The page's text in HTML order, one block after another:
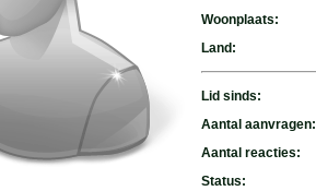
Woonplaats:
Land:
Lid sinds:
Aantal aanvragen:
Aantal reacties:
Status: